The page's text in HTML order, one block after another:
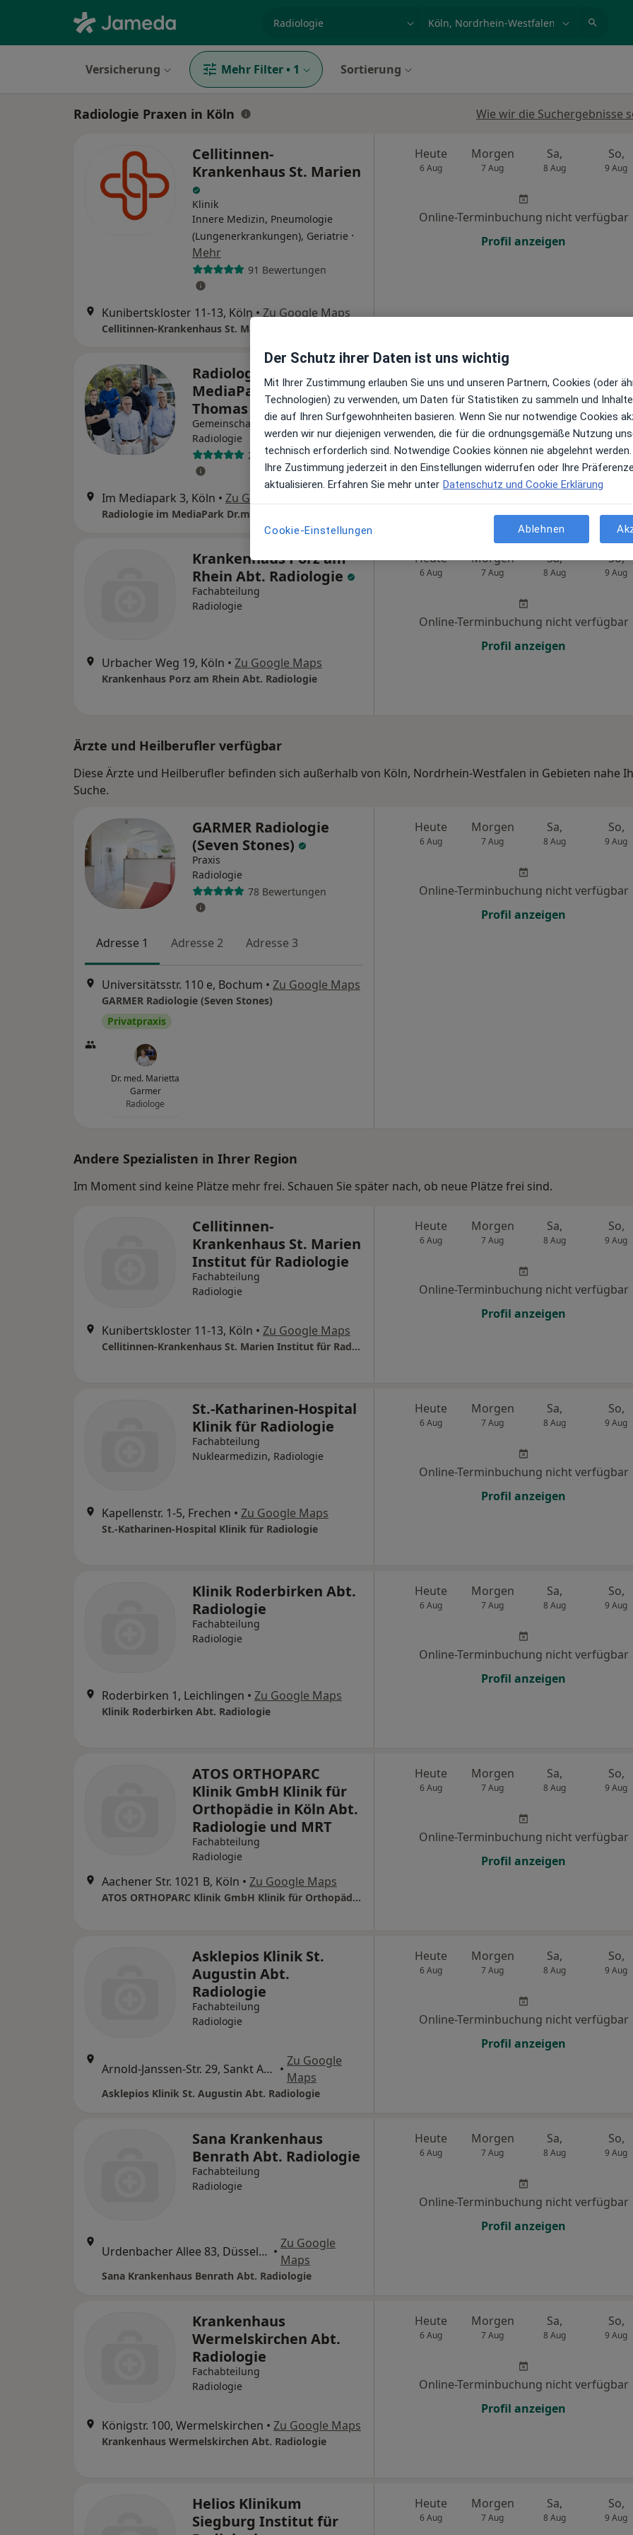
Versicherung Mehr Filter • 1 Sortierung
Radiologie Praxen in Köln Wie wir die Suchergebnisse
Cellitinnen-
Krankenhaus St. Marien
Klinik
Innere Medizin, Pneumologie
(Lungenerkrankungen), Geriatrie ·
Mehr
91 Bewertungen
Kunibertskloster 11-13, Köln • Zu Google Maps
Cellitinnen-Krankenhaus St. Marien
Heute
6 Aug
Morgen
7 Aug
Sa,
8 Aug
So,
9 Aug
Online-Terminbuchung nicht verfügbar
Profil anzeigen
Radiologie im
MediaPark Dr.med.
Thomas Steimel u.w.
Gemeinschaftspraxis
Radiologie
2 Bewertungen
Im Mediapark 3, Köln • Zu Google Maps
6 Aug 7 Aug 8 Aug 9 Aug
Online-Terminbuchung nicht verfügbar
Profil anzeigen
Krankenhaus Porz am
Rhein Abt. Radiologie
Fachabteilung
Radiologie
Urbacher Weg 19, Köln • Zu Google Maps
Krankenhaus Porz am Rhein Abt. Radiologie
Heute
6 Aug
Morgen
7 Aug
Sa,
8 Aug
So,
9 Aug
Online-Terminbuchung nicht verfügbar
Profil anzeigen
Ärzte und Heilberufler verfügbar
Diese Ärzte und Heilberufler befinden sich außerhalb von Köln, Nordrhein-Westfalen in Gebieten nahe
Suche.
GARMER Radiologie
(Seven Stones)
Praxis
Radiologie
78 Bewertungen
Adresse 1 Adresse 2 Adresse 3
Universitätsstr. 110 e, Bochum • Zu Google Maps
GARMER Radiologie (Seven Stones)
Privatpraxis
Dr. med. Marietta
Garmer
Radiologe
Heute
6 Aug
Morgen
7 Aug
Sa,
8 Aug
So,
9 Aug
Online-Terminbuchung nicht verfügbar
Profil anzeigen
Andere Spezialisten in Ihrer Region
Im Moment sind keine Plätze mehr frei. Schauen Sie später nach, ob neue Plätze frei sind.
Cellitinnen-
Krankenhaus St. Marien
Institut für Radiologie
Fachabteilung
Radiologie
Kunibertskloster 11-13, Köln • Zu Google Maps
Cellitinnen-Krankenhaus St. Marien Institut für Radiologie
Heute
6 Aug
Morgen
7 Aug
Sa,
8 Aug
So,
9 Aug
Online-Terminbuchung nicht verfügbar
Profil anzeigen
St.-Katharinen-Hospital
Klinik für Radiologie
Fachabteilung
Nuklearmedizin, Radiologie
Kapellenstr. 1-5, Frechen • Zu Google Maps
St.-Katharinen-Hospital Klinik für Radiologie
Heute
6 Aug
Morgen
7 Aug
Sa,
8 Aug
So,
9 Aug
Online-Terminbuchung nicht verfügbar
Profil anzeigen
Klinik Roderbirken Abt.
Radiologie
Fachabteilung
Radiologie
Roderbirken 1, Leichlingen • Zu Google Maps
Klinik Roderbirken Abt. Radiologie
Heute
6 Aug
Morgen
7 Aug
Sa,
8 Aug
So,
9 Aug
Online-Terminbuchung nicht verfügbar
Profil anzeigen
ATOS ORTHOPARC
Klinik GmbH Klinik für
Orthopädie in Köln Abt.
Radiologie und MRT
Fachabteilung
Radiologie
Aachener Str. 1021 B, Köln • Zu Google Maps
ATOS ORTHOPARC Klinik GmbH Klinik für Orthopädie in Köln Abt. Radiologie und MRT
Heute
6 Aug
Morgen
7 Aug
Sa,
8 Aug
So,
9 Aug
Online-Terminbuchung nicht verfügbar
Profil anzeigen
Asklepios Klinik St.
Augustin Abt.
Radiologie
Fachabteilung
Radiologie
Arnold-Janssen-Str. 29, Sankt Augustin •
Zu Google
Maps
Asklepios Klinik St. Augustin Abt. Radiologie
Heute
6 Aug
Morgen
7 Aug
Sa,
8 Aug
So,
9 Aug
Online-Terminbuchung nicht verfügbar
Profil anzeigen
Sana Krankenhaus
Benrath Abt. Radiologie
Fachabteilung
Radiologie
Urdenbacher Allee 83, Düsseldorf •
Zu Google
Maps
Sana Krankenhaus Benrath Abt. Radiologie
Heute
6 Aug
Morgen
7 Aug
Sa,
8 Aug
So,
9 Aug
Online-Terminbuchung nicht verfügbar
Profil anzeigen
Krankenhaus
Wermelskirchen Abt.
Radiologie
Fachabteilung
Radiologie
Königstr. 100, Wermelskirchen • Zu Google Maps
Krankenhaus Wermelskirchen Abt. Radiologie
Heute
6 Aug
Morgen
7 Aug
Sa,
8 Aug
So,
9 Aug
Online-Terminbuchung nicht verfügbar
Profil anzeigen
Helios Klinikum
Siegburg Institut für
Heute
6 Aug
Morgen
7 Aug
Sa,
8 Aug
So,
9 Aug
Der Schutz ihrer Daten ist uns wichtig
Mit Ihrer Zustimmung erlauben Sie uns und unseren Partnern, Cookies (oder
Technologien) zu verwenden, um Daten für Statistiken zu sammeln und
die auf Ihren Surfgewohnheiten basieren. Wenn Sie nur notwendige Cookies
werden wir nur diejenigen verwenden, die für die ordnungsgemäße Nutzung
technisch erforderlich sind. Notwendige Cookies können nie abgelehnt werden.
Ihre Zustimmung jederzeit in den Einstellungen widerrufen oder Ihre
aktualisieren. Erfahren Sie mehr unter Datenschutz und Cookie Erklärung
Cookie-Einstellungen Ablehnen